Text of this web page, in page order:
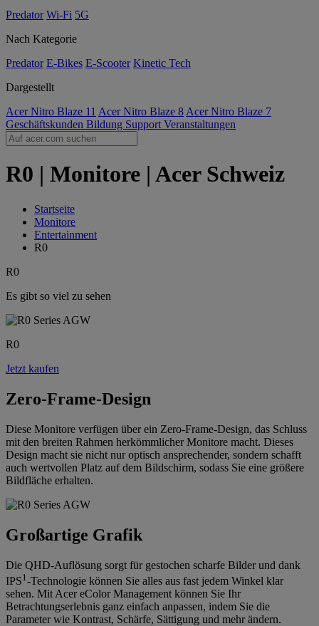
Predator Wi-Fi 5G
Nach Kategorie
Predator E-Bikes E-Scooter Kinetic Tech
Dargestellt
Acer Nitro Blaze 11 Acer Nitro Blaze 8 Acer Nitro Blaze 7
Geschäftskunden Bildung Support Veranstaltungen
R0 | Monitore | Acer Schweiz
Startseite
Monitore
Entertainment
R0
R0
Es gibt so viel zu sehen
R0
Jetzt kaufen
Zero-Frame-Design
Diese Monitore verfügen über ein Zero-Frame-Design, das Schluss
mit den breiten Rahmen herkömmlicher Monitore macht. Dieses
Design macht sie nicht nur optisch ansprechender, sondern schafft
auch wertvollen Platz auf dem Bildschirm, sodass Sie eine größere
Bildfläche erhalten.
Großartige Grafik
Die QHD-Auflösung sorgt für gestochen scharfe Bilder und dank
IPS1 -Technologie können Sie alles aus fast jedem Winkel klar
sehen. Mit Acer eColor Management können Sie Ihr
Betrachtungserlebnis ganz einfach anpassen, indem Sie die
Parameter wie Kontrast, Schärfe, Sättigung und mehr ändern.